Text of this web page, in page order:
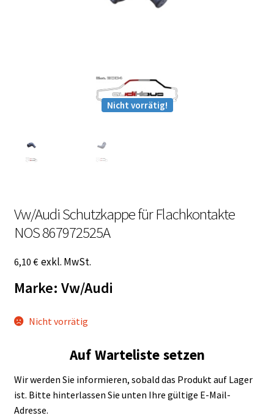
Warenkorb
Wunschzettel
Zahlung und Versand
Zahlungsmöglichkeiten
Nicht vorrätig!
Vw/Audi Schutzkappe für Flachkontakte
NOS 867972525A
6,10 € exkl. MwSt.
Marke: Vw/Audi
Nicht vorrätig
Auf Warteliste setzen
Wir werden Sie informieren, sobald das Produkt auf Lager
ist. Bitte hinterlassen Sie unten Ihre gültige E-Mail-
Adresse.